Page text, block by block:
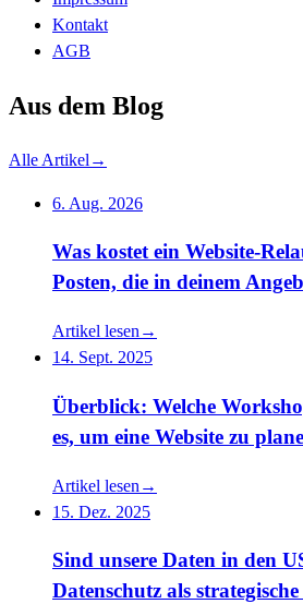
Kontakt
AGB
Aus dem Blog
Alle Artikel →
6. Aug. 2026
Was kostet ein Website-
Posten, die in deinem
Artikel lesen →
14. Sept. 2025
Überblick: Welche
es, um eine Website zu
Artikel lesen →
15. Dez. 2025
Sind unsere Daten in den
Datenschutz als